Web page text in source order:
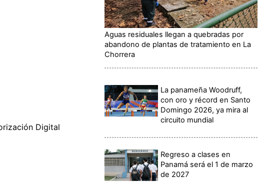
Digital
Aguas residuales llegan a quebradas por
abandono de plantas de tratamiento en La
Chorrera
La panameña Woodruff,
con oro y récord en Santo
Domingo 2026, ya mira al
circuito mundial
Regreso a clases en
Panamá será el 1 de marzo
de 2027